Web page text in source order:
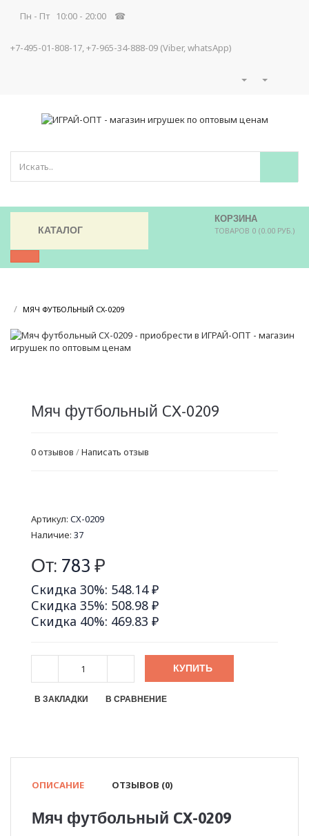
Пн - Пт 10:00 - 20:00 ☎
+7-495-01-808-17, +7-965-34-888-09 (Viber, whatsApp)
КОРЗИНА
ТОВАРОВ 0 (0.00 РУБ.)
КАТАЛОГ
/ МЯЧ ФУТБОЛЬНЫЙ CX-0209
Мяч футбольный CX-0209
0 отзывов /Написать отзыв
Артикул: CX-0209
Наличие: 37
От: 783 ₽
Скидка 30%: 548.14 ₽
Скидка 35%: 508.98 ₽
Скидка 40%: 469.83 ₽
КУПИТЬ
В ЗАКЛАДКИ В СРАВНЕНИЕ
ОПИСАНИЕ ОТЗЫВОВ (0)
Мяч футбольный CX-0209